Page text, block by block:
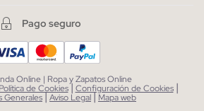
Pago seguro
Online | Ropa y Zapatos Online
Política de Cookies| Configuración de Cookies |
Generales|Aviso Legal| Mapa web